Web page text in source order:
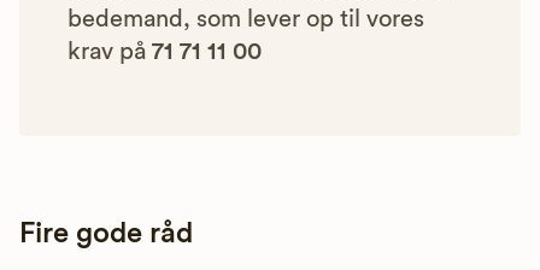
bedemand, som lever op til vores
krav på 71 71 11 00
Fire gode råd